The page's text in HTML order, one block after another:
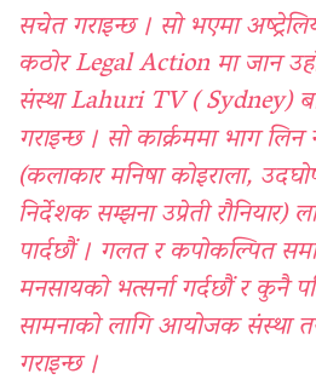
सचेत गराइन्छ । सो भएमा
कठोर Legal Action मा जान
संस्था Lahuri TV ( Sydney)
गराइन्छ । सो कार्क्रममा भाग
(कलाकार मनिषा कोइराला,
निर्देशक सम्झना उप्रेती रौनियार)
पार्दछौं । गलत र कपोकल्पित
मनसायको भत्सर्ना गर्दछौं र कुनै
सामनाको लागि आयोजक संस्था
गराइन्छ ।